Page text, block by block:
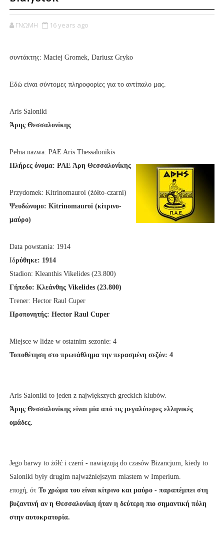
ΓΝΩΜΗ 16 years ago
συντάκτης: Maciej Gromek, Dariusz Gryko
Εδώ είναι σύντομες πληροφορίες για το αντίπαλο μας.
Aris Saloniki
Άρης Θεσσαλονίκης
Pełna nazwa: PAE Aris Thessalonikis
Πλήρες όνομα: PAE Άρη Θεσσαλονίκης
Przydomek: Kitrinomauroi (żółto-czarni)
Ψευδώνυμο: Kitrinomauroi (κίτρινο-
μαύρο)
Data powstania: 1914
Ιδρύθηκε: 1914
Stadion: Kleanthis Vikelides (23.800)
Γήπεδο: Κλεάνθης Vikelides (23.800)
Trener: Hector Raul Cuper
Προπονητής: Hector Raul Cuper
Miejsce w lidze w ostatnim sezonie: 4
Τοποθέτηση στο πρωτάθλημα την περασμένη σεζόν: 4
Aris Saloniki to jeden z największych greckich klubów.
Άρης Θεσσαλονίκης είναι μία από τις μεγαλύτερες ελληνικές
ομάδες.
Jego barwy to żółć i czerń - nawiązują do czasów Bizancjum, kiedy to
Saloniki były drugim najważniejszym miastem w Imperium.
εποχή, ότΤο χρώμα του είναι κίτρινο και μαύρο - παραπέμπει στη
βυζαντινή αν η Θεσσαλονίκη ήταν η δεύτερη πιο σημαντική πόλη
στην αυτοκρατορία.